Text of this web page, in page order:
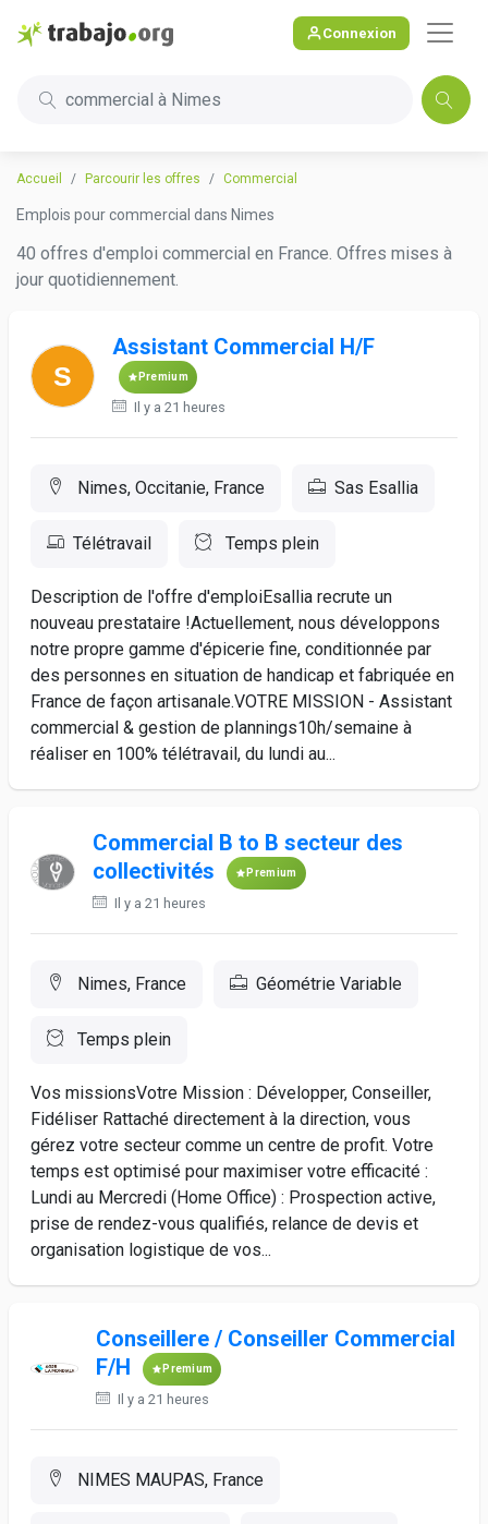
Connexion
commercial à Nimes
Accueil Parcourir les offres Commercial
Emplois pour commercial dans Nimes
40 offres d'emploi commercial en France. Offres mises à
jour quotidiennement.
Assistant Commercial H/F
Premium
Il y a 21 heures
Nimes, Occitanie, France Sas Esallia
Télétravail Temps plein
Description de l'offre d'emploiEsallia recrute un
nouveau prestataire !Actuellement, nous développons
notre propre gamme d'épicerie fine, conditionnée par
des personnes en situation de handicap et fabriquée en
France de façon artisanale.VOTRE MISSION - Assistant
commercial & gestion de plannings10h/semaine à
réaliser en 100% télétravail, du lundi au...
Commercial B to B secteur des
collectivités
Premium
Il y a 21 heures
Nimes, France Géométrie Variable
Temps plein
Vos missionsVotre Mission : Développer, Conseiller,
Fidéliser Rattaché directement à la direction, vous
gérez votre secteur comme un centre de profit. Votre
temps est optimisé pour maximiser votre efficacité :
Lundi au Mercredi (Home Office) : Prospection active,
prise de rendez-vous qualifiés, relance de devis et
organisation logistique de vos...
Conseillere / Conseiller Commercial
F/H
Premium
Il y a 21 heures
NIMES MAUPAS, France